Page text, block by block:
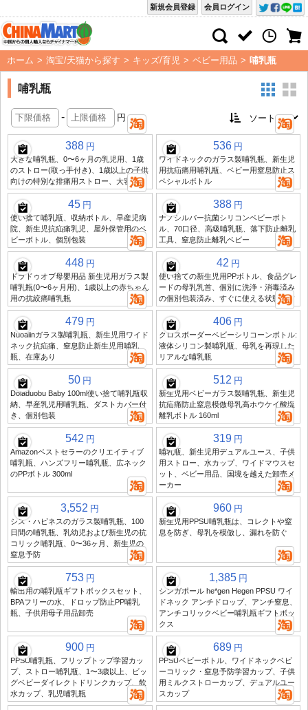
会員ログイン
新規会員登録
ホーム > 淘宝/天猫から探す > キッズ/育児 > ベビー用品 > 哺乳瓶
哺乳瓶
- 円
388 円
大きな哺乳瓶、0〜6ヶ月の乳児用、1歳
のストロー(取っ手付き)、1歳以上の子供
向けの特別な排痛用ストロー、大容量
536 円
ワイドネックのガラス製哺乳瓶、新生児
用抗疝痛用哺乳瓶、ベビー用窒息防止ス
ペシャルボトル
45 円
使い捨て哺乳瓶、収納ボトル、早産児病
院、新生児抗疝痛乳児、屋外保管用のベ
ビーボトル、個別包装
388 円
ナノシルバー抗菌シリコンベビーボト
ル、70口径、高級哺乳瓶、落下防止離乳
工具、窒息防止離乳ベビー
448 円
ドラドゥオブ母嬰用品 新生児用ガラス製
哺乳瓶(0〜6ヶ月用)、1歳以上の赤ちゃん
用の抗絞痛哺乳瓶
42 円
使い捨ての新生児用PPボトル、食品グレ
ードの母乳乳首、個別に洗浄・消毒済み
の個別包装済み、すぐに使える状態です
479 円
Nuoaiinガラス製哺乳瓶、新生児用ワイド
ネック抗疝痛、窒息防止新生児用哺乳
瓶、在庫あり
406 円
クロスボーダーベビーシリコーンボトル:
液体シリコン製哺乳瓶、母乳を再現した
リアルな哺乳瓶
50 円
Doladuobu Baby 100ml使い捨て哺乳瓶収
納、早産乳児用哺乳瓶、ダストカバー付
き、個別包装
512 円
新生児用ベビーガラス製哺乳瓶、新生児
抗疝痛防止窒息模倣母乳高ホウケイ酸塩
離乳ボトル 160ml
542 円
Amazonベストセラーのクリエイティブ
哺乳瓶、ハンズフリー哺乳瓶、広ネック
のPPボトル 300ml
319 円
哺乳瓶、新生児用デュアルユース、子供
用ストロー、水カップ、ワイドマウスセ
ット、ベビー用品、国境を越えた卸売メ
ーカー
3,552 円
シス・ハピネスのガラス製哺乳瓶、100
日間の哺乳瓶、乳幼児および新生児の抗
コリック哺乳瓶、0〜36ヶ月、新生児の
窒息予防
960 円
新生児用PPSU哺乳瓶は、コレクトや窒
息を防ぎ、母乳を模倣し、漏れを防ぐ
753 円
輸出用の哺乳瓶ギフトボックスセット、
BPAフリーの水、ドロップ防止PP哺乳
瓶、子供用母子用品卸売
1,385 円
シンガポール he*gen Hegen PPSU ワイ
ドネック アンチドロップ、アンチ窒息、
アンチコリックベビー哺乳瓶ギフトボッ
クス
900 円
PPSU哺乳瓶、フリップトップ学習カッ
プ、ストロー哺乳瓶、1〜3歳以上、ビッ
グベビーダイレクトドリンクカップ、飲
水カップ、乳児哺乳瓶
689 円
PPSUベビーボトル、ワイドネックベビ
ーコリック・窒息予防学習カップ、子供
用ミルクストローカップ、デュアルユー
スカップ